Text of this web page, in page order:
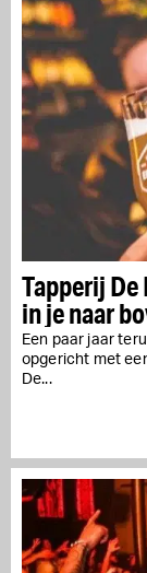
Tapperij
in je naar
Een paar jaar
opgericht met
De...